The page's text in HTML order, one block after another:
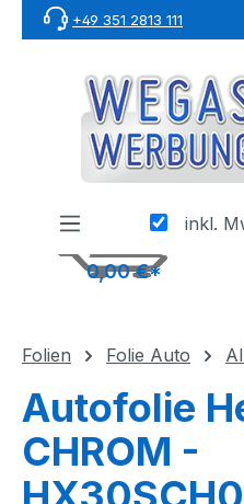
Zum Hauptinhalt springen
+49 351 2813 111
inkl.
0,00 €*
Folien Folie Auto
Autofolie
CHROM -